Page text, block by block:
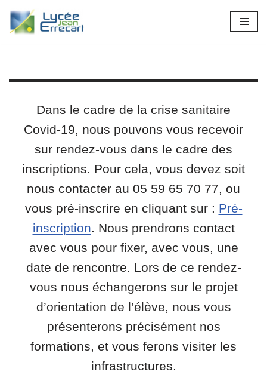
Aller
Dans le cadre de la crise sanitaire
Covid-19, nous pouvons vous recevoir
sur rendez-vous dans le cadre des
inscriptions. Pour cela, vous devez soit
nous contacter au 05 59 65 70 77, ou
vous pré-inscrire en cliquant sur : Pré-
inscription. Nous prendrons contact
avec vous pour fixer, avec vous, une
date de rencontre. Lors de ce rendez-
vous nous échangerons sur le projet
d’orientation de l’élève, nous vous
présenterons précisément nos
formations, et vous ferons visiter les
infrastructures.